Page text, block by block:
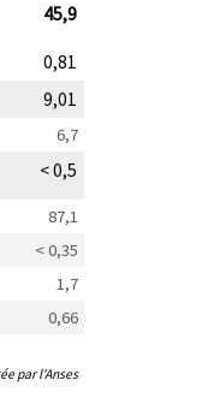
45,9
0,81
9,01
6,7
< 0,5
87,1
< 0,35
1,7
0,66
par l'Anses